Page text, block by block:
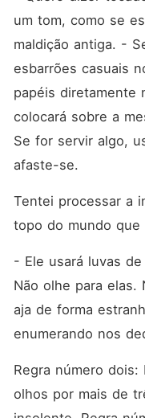
um tom, como se
maldição antiga. -
esbarrões casuais
papéis diretamente
colocará sobre a
Se for servir algo,
afaste-se.
Tentei processar a
topo do mundo que
- Ele usará luvas
Não olhe para elas.
aja de forma
enumerando nos
Regra número
olhos por mais de